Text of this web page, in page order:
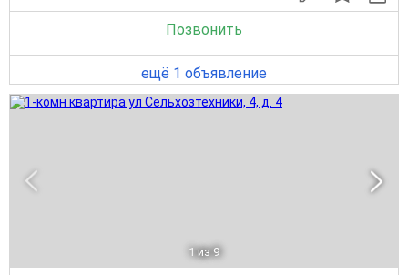
Позвонить
ещё 1 объявление
1 из 9